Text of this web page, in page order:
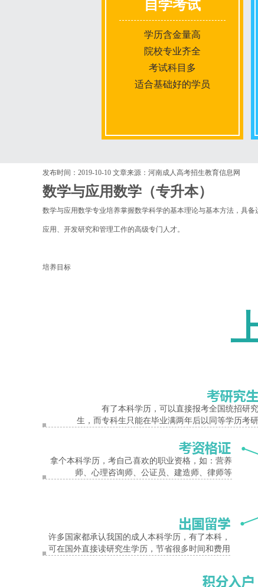
自学考试
学历含金量高
院校专业齐全
考试科目多
适合基础好的学员
报名条件
入学考试
发布时间：2019-10-10 文章来源：河南成人高考招生教育信息网
数学与应用数学（专升本）
数学与应用数学专业培养掌握数学科学的基本理论与基本方法，具
应用、开发研究和管理工作的高级专门人才。
培养目标
有了本科学历，可以直接报考全国统招研究
生，而专科生只能在毕业满两年后以同等学历考研
拿个本科学历，考自己喜欢的职业资格，如：营养
师、心理咨询师、公证员、建造师、律师等
许多国家都承认我国的成人本科学历，有了本科，
可在国外直接读研究生学历，节省很多时间和费用